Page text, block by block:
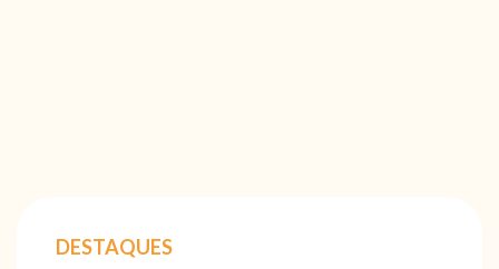
DESTAQUES